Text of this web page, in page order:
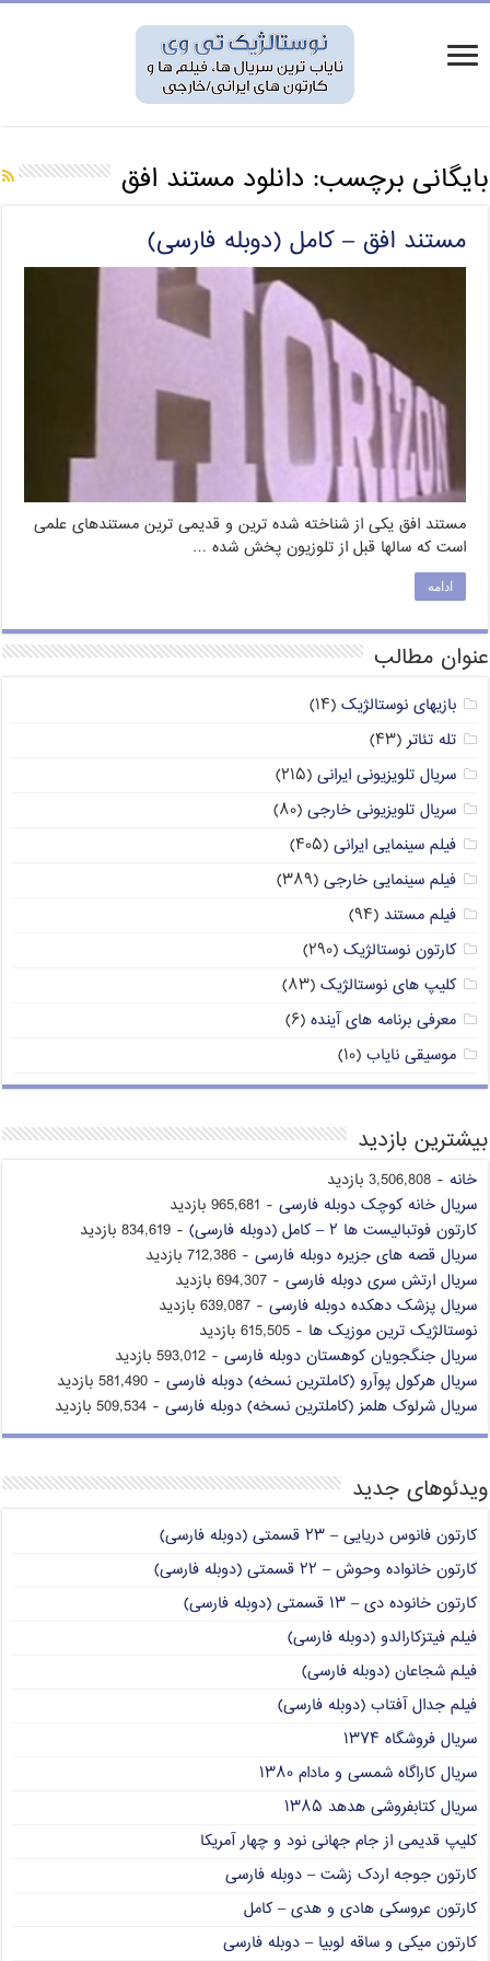
بایگانی برچسب: دانلود مستند افق
مستند افق – کامل (دوبله فارسی)
مستند افق یکی از شناخته شده ترین و قدیمی ترین مستندهای علمی
است که سالها قبل از تلوزیون پخش شده …
ادامه
عنوان مطالب
بازیهای نوستالژیک (۱۴)
تله تئاتر (۴۳)
سریال تلویزیونی ایرانی (۲۱۵)
سریال تلویزیونی خارجی (۸۰)
فیلم سینمایی ایرانی (۴۰۵)
فیلم سینمایی خارجی (۳۸۹)
فیلم مستند (۹۴)
کارتون نوستالژیک (۲۹۰)
کلیپ های نوستالژیک (۸۳)
معرفی برنامه های آینده (۶)
موسیقی نایاب (۱۰)
بیشترین بازدید
خانه - 3,506,808 بازدید
سریال خانه کوچک دوبله فارسی - 965,681 بازدید
کارتون فوتبالیست ها ۲ – کامل (دوبله فارسی)
- 834,619 بازدید
سریال قصه های جزیره دوبله فارسی - 712,386 بازدید
سریال ارتش سری دوبله فارسی - 694,307 بازدید
سریال پزشک دهکده دوبله فارسی - 639,087 بازدید
نوستالژیک ترین موزیک ها - 615,505 بازدید
سریال جنگجویان کوهستان دوبله فارسی - 593,012 بازدید
سریال هرکول پوآرو (کاملترین نسخه) دوبله فارسی - 581,490 بازدید
سریال شرلوک هلمز (کاملترین نسخه) دوبله فارسی - 509,534 بازدید
ویدئوهای جدید
کارتون فانوس دریایی – ۲۳ قسمتی (دوبله فارسی)
کارتون خانواده وحوش – ۲۲ قسمتی (دوبله فارسی)
کارتون خانوده دی – ۱۳ قسمتی (دوبله فارسی)
فیلم فیتزکارالدو (دوبله فارسی)
فیلم شجاعان (دوبله فارسی)
فیلم جدال آفتاب (دوبله فارسی)
سریال فروشگاه ۱۳۷۴
سریال کاراگاه شمسی و مادام ۱۳۸۰
سریال کتابفروشی هدهد ۱۳۸۵
کلیپ قدیمی از جام جهانی نود و چهار آمریکا
کارتون جوجه اردک زشت – دوبله فارسی
کارتون عروسکی هادی و هدی – کامل
کارتون میکی و ساقه لوبیا – دوبله فارسی